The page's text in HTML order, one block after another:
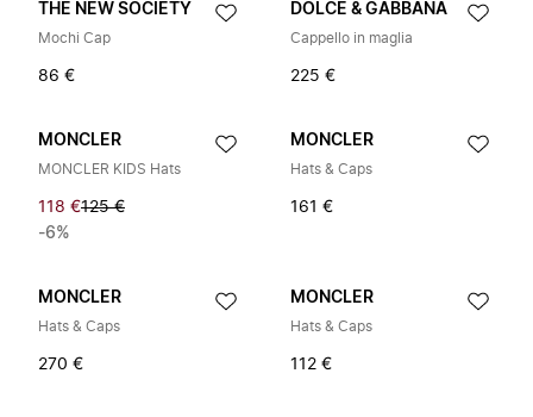
THE NEW SOCIETY
Mochi Cap
86 €
DOLCE & GABBANA
Cappello in maglia
225 €
MONCLER
MONCLER KIDS Hats
118 €125 €
-6%
MONCLER
Hats & Caps
161 €
MONCLER
Hats & Caps
270 €
MONCLER
Hats & Caps
112 €